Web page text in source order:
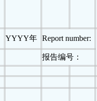
YYYY年 Report number:
报告编号：